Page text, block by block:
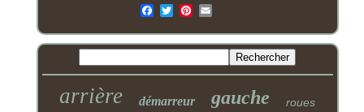
Email
arrière démarreur gauche roues